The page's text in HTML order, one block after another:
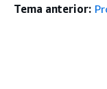
Tema anterior: